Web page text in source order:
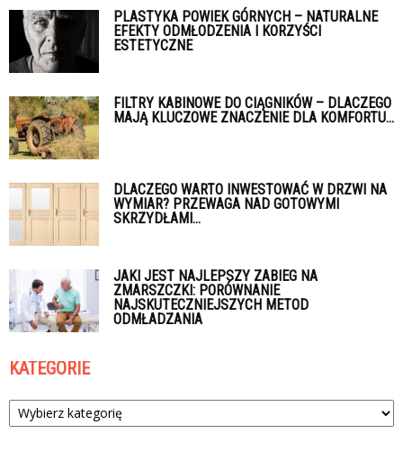
PLASTYKA POWIEK GÓRNYCH – NATURALNE
EFEKTY ODMŁODZENIA I KORZYŚCI
ESTETYCZNE
FILTRY KABINOWE DO CIĄGNIKÓW – DLACZEGO
MAJĄ KLUCZOWE ZNACZENIE DLA KOMFORTU...
DLACZEGO WARTO INWESTOWAĆ W DRZWI NA
WYMIAR? PRZEWAGA NAD GOTOWYMI
SKRZYDŁAMI...
JAKI JEST NAJLEPSZY ZABIEG NA
ZMARSZCZKI: PORÓWNANIE
NAJSKUTECZNIEJSZYCH METOD
ODMŁADZANIA
KATEGORIE
Kategorie